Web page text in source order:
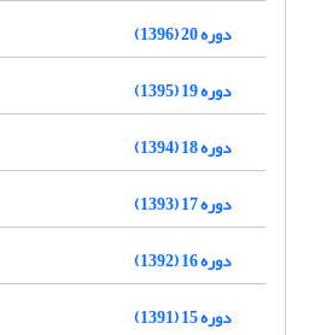
دوره 20 (1396)
دوره 19 (1395)
دوره 18 (1394)
دوره 17 (1393)
دوره 16 (1392)
دوره 15 (1391)